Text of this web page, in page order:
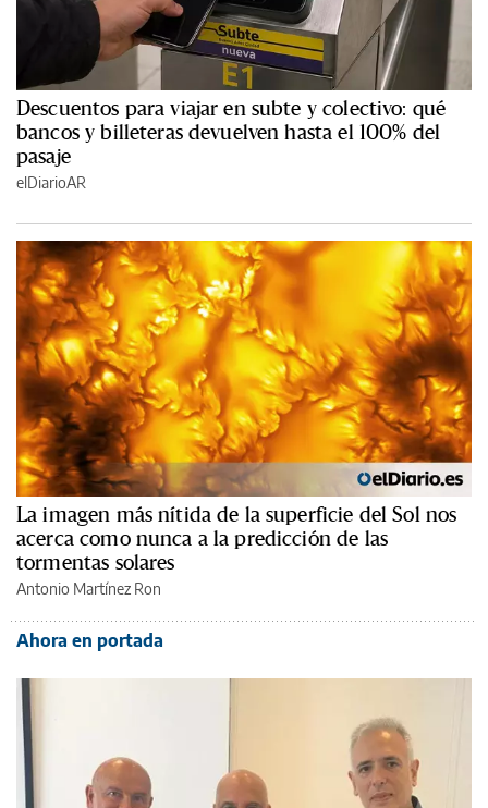
Descuentos para viajar en subte y colectivo: qué
bancos y billeteras devuelven hasta el 100% del
pasaje
elDiarioAR
La imagen más nítida de la superficie del Sol nos
acerca como nunca a la predicción de las
tormentas solares
Antonio Martínez Ron
Ahora en portada